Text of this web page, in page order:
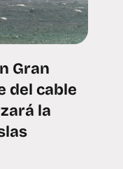
Gran
del cable
la